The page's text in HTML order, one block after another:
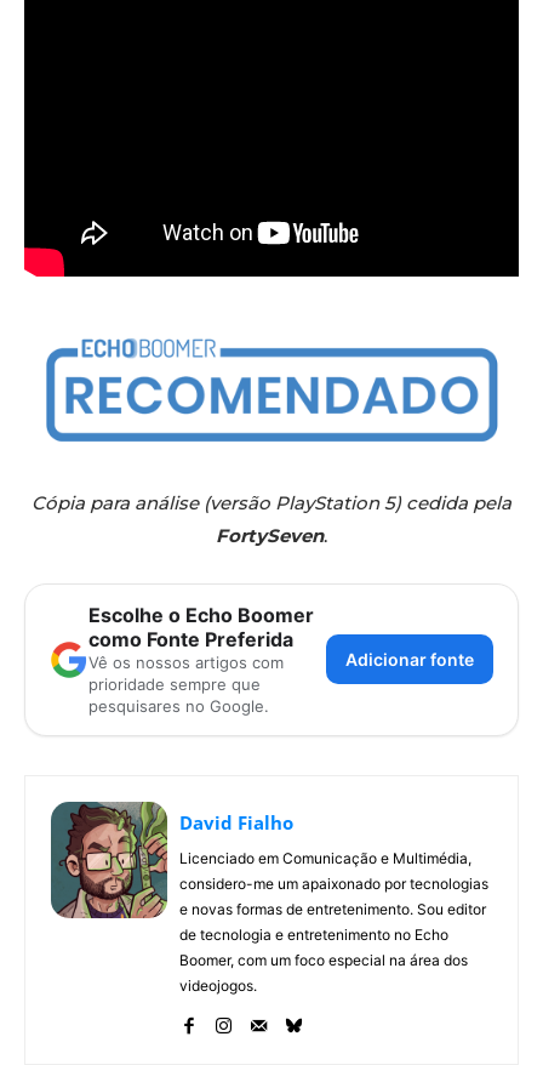
Cópia para análise (versão PlayStation 5) cedida pela
FortySeven.
Escolhe o Echo Boomer
como Fonte Preferida
Vê os nossos artigos com
prioridade sempre que
pesquisares no Google.
Adicionar fonte
David Fialho
Licenciado em Comunicação e Multimédia,
considero-me um apaixonado por tecnologias
e novas formas de entretenimento. Sou editor
de tecnologia e entretenimento no Echo
Boomer, com um foco especial na área dos
videojogos.